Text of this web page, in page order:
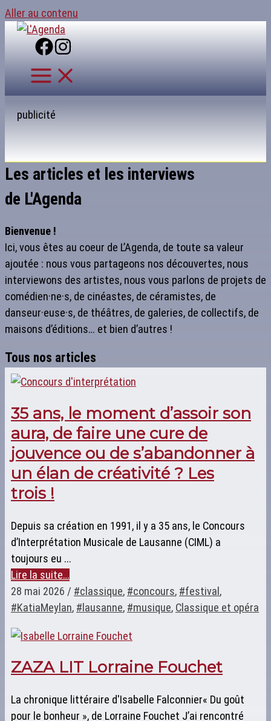
Aller au contenu
publicité
Les articles et les interviews
de L'Agenda
Bienvenue !
Ici, vous êtes au coeur de L’Agenda, de toute sa valeur
ajoutée : nous vous partageons nos découvertes, nous
interviewons des artistes, nous vous parlons de projets de
comédien·ne·s, de cinéastes, de céramistes, de
danseur·euse·s, de théâtres, de galeries, de collectifs, de
maisons d’éditions… et bien d’autres !
Tous nos articles
35 ans, le moment d’assoir son
aura, de faire une cure de
jouvence ou de s’abandonner à
un élan de créativité ? Les
trois !
Depuis sa création en 1991, il y a 35 ans, le Concours
d’Interprétation Musicale de Lausanne (CIML) a
toujours eu ...
Lire la suite…
28 mai 2026 / #classique, #concours, #festival,
#KatiaMeylan, #lausanne, #musique, Classique et opéra
ZAZA LIT Lorraine Fouchet
La chronique littéraire d'Isabelle Falconnier« Du goût
pour le bonheur », de Lorraine Fouchet J’ai rencontré